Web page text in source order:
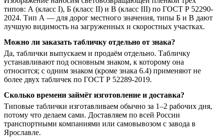
типов: А (класс I), Б (класс II) и В (класс III) по ГОСТ Р 52290-
2024. Тип А — для дорог местного значения, типы Б и В дают
лучшую видимость на загруженных и скоростных участках.
Можно ли заказать табличку отдельно от знака?
Да, таблички выпускаем и продаём отдельно. Табличку
устанавливают под основным знаком, к которому она
относится; с одним знаком (кроме знака 6.4) применяют не
более двух табличек по ГОСТ Р 52289-2019.
Сколько времени займёт изготовление и доставка?
Типовые таблички изготавливаем обычно за 1–2 рабочих дня,
потому что делаем сами. Доставляем по всей России
транспортными компаниями или самовывозом с завода в
Ярославле.